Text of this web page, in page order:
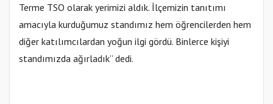
Terme TSO olarak yerimizi aldık. İlçemizin tanıtımı
amacıyla kurduğumuz standımız hem öğrencilerden hem
diğer katılımcılardan yoğun ilgi gördü. Binlerce kişiyi
standımızda ağırladık” dedi.